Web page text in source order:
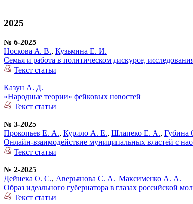
2025
№ 6-2025
Носкова А. В., Кузьмина Е. И.
Семья и работа в политическом дискурсе,
Текст статьи
Казун А. Д.
«Народные теории» фейковых новостей
Текст статьи
№ 3-2025
Прокопьев Е. А., Курило А. Е., Шлапеко Е. А., Губина
Онлайн-взаимодействие муниципальных властей с
Текст статьи
№ 2-2025
Дейнека О. С., Аверьянова С. А., Максименко А. А.
Образ идеального губернатора в глазах российской
Текст статьи